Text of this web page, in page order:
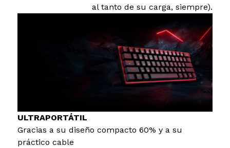
al tanto de su carga, siempre).
ULTRAPORTÁTIL
Gracias a su diseño compacto 60% y a su
práctico cable